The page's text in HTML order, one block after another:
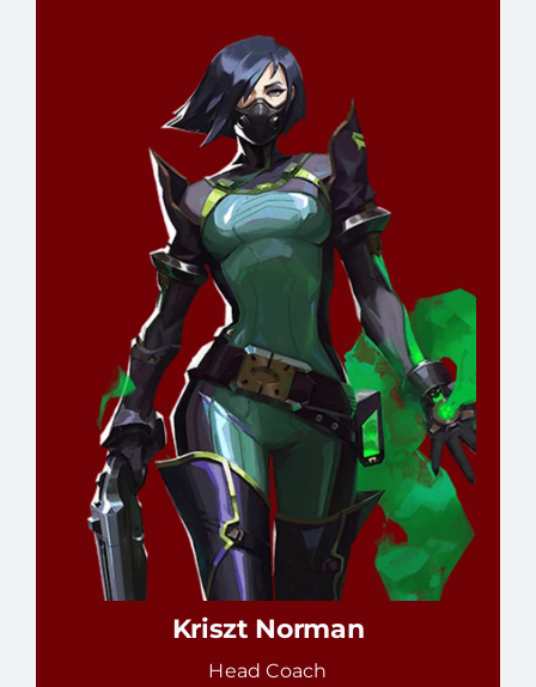
Kriszt Norman
Head Coach
Kriszt Norman
Head Coach
RÉSZLETEK